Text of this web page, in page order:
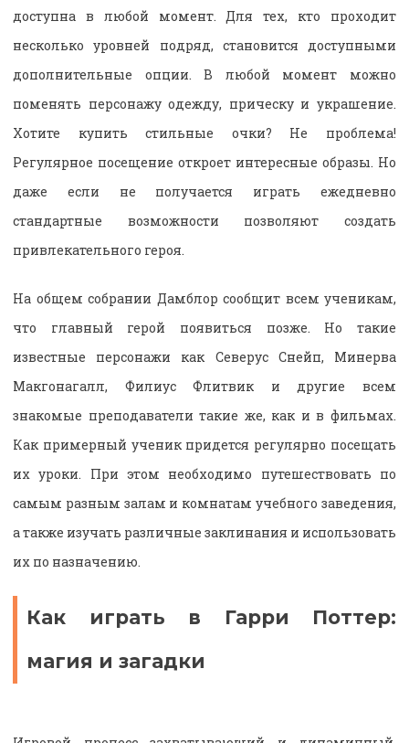
доступна в любой момент. Для тех, кто проходит
несколько уровней подряд, становится доступными
дополнительные опции. В любой момент можно
поменять персонажу одежду, прическу и украшение.
Хотите купить стильные очки? Не проблема!
Регулярное посещение откроет интересные образы. Но
даже если не получается играть ежедневно
стандартные возможности позволяют создать
привлекательного героя.
На общем собрании Дамблор сообщит всем ученикам,
что главный герой появиться позже. Но такие
известные персонажи как Северус Снейп, Минерва
Макгонагалл, Филиус Флитвик и другие всем
знакомые преподаватели такие же, как и в фильмах.
Как примерный ученик придется регулярно посещать
их уроки. При этом необходимо путешествовать по
самым разным залам и комнатам учебного заведения,
а также изучать различные заклинания и использовать
их по назначению.
Как играть в Гарри Поттер:
магия и загадки